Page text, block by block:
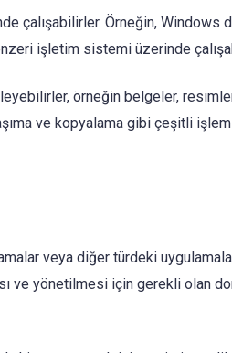
çalışabilirler. Örneğin, Windows
işletim sistemi üzerinde
örneğin belgeler,
ve kopyalama gibi çeşitli
veya diğer türdeki
ve yönetilmesi için gerekli olan